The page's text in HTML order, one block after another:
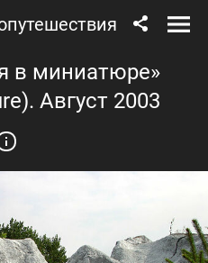
в миниатюре»
Август 2003